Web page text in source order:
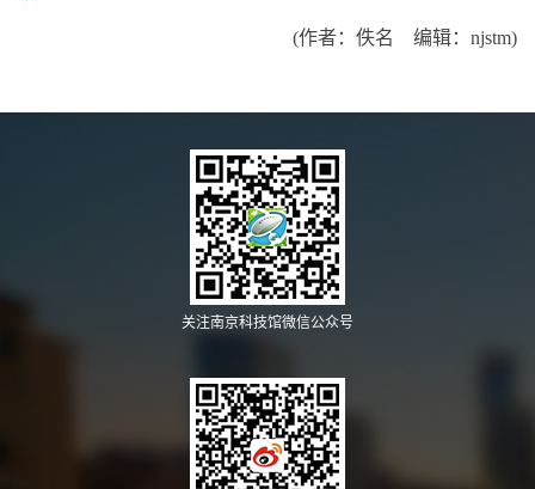
(作者：佚名 编辑：njstm)
关注南京科技馆微信公众号